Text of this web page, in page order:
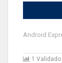
Android
1 Validado